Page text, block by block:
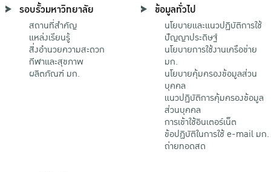
รอบรั้วมหาวิทยาลัย
สถานที่สำคัญ
แหล่งเรียนรู้
สิ่งอำนวยความสะดวก
กีฬาและสุขภาพ
ผลิตภัณฑ์ มก.
ข้อมูลทั่วไป
นโยบายและแนวปฏิบัติการใช้
ปัญญาประดิษฐ์
นโยบายการใช้งานเครือข่าย
มก.
นโยบายคุ้มครองข้อมูลส่วน
บุคคล
แนวปฏิบัติการคุ้มครองข้อมูล
ส่วนบุคคล
การเข้าใช้อินเตอร์เน็ต
ข้อปฏิบัติในการใช้ e-mail มก.
ถ่ายทอดสด